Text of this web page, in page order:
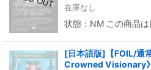
在庫なし
状態：NM この商品は
[日本語版]【FOIL/通
Crowned Visionary